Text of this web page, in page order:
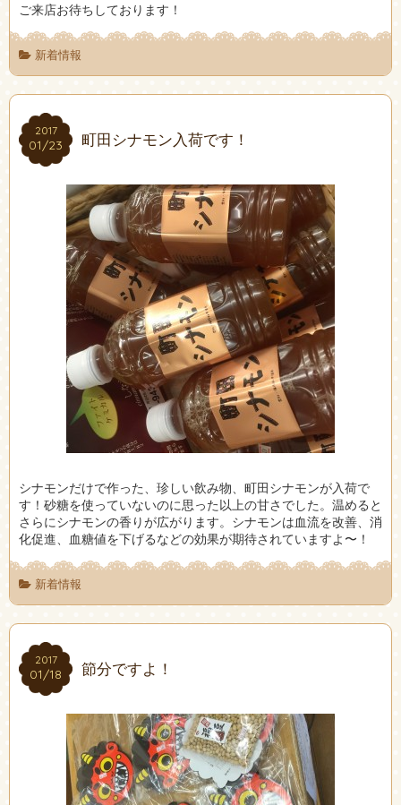
ご来店お待ちしております！
新着情報
2017
01/23
2017
01/23 町田シナモン入荷です！
シナモンだけで作った、珍しい飲み物、町田シナモンが入荷で
す！砂糖を使っていないのに思った以上の甘さでした。温めると
さらにシナモンの香りが広がります。シナモンは血流を改善、消
化促進、血糖値を下げるなどの効果が期待されていますよ〜！
新着情報
2017
01/18
2017
01/18 節分ですよ！